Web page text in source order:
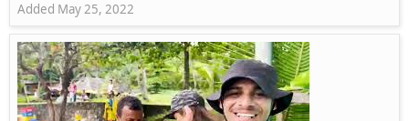
Added May 25, 2022